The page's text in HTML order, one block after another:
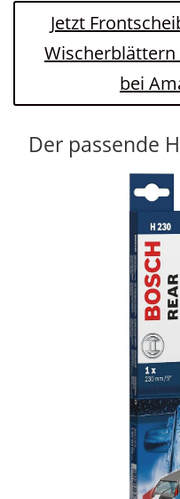
Jetzt
Wischerblättern
bei
Der passende